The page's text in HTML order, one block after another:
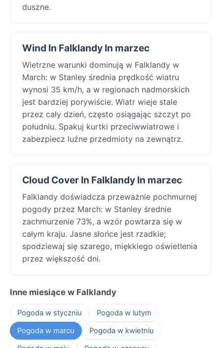
duszne.
Wind In Falklandy In marzec
Wietrzne warunki dominują w Falklandy w
March: w Stanley średnia prędkość wiatru
wynosi 35 km/h, a w regionach nadmorskich
jest bardziej porywiście. Wiatr wieje stale
przez cały dzień, często osiągając szczyt po
południu. Spakuj kurtki przeciwwiatrowe i
zabezpiecz luźne przedmioty na zewnątrz.
Cloud Cover In Falklandy In marzec
Falklandy doświadcza przeważnie pochmurnej
pogody przez March: w Stanley średnie
zachmurzenie 73%, a wzór powtarza się w
całym kraju. Jasne słońce jest rzadkie;
spodziewaj się szarego, miękkiego oświetlenia
przez większość dni.
Inne miesiące w Falklandy
Pogoda w styczniu
Pogoda w lutym
Pogoda w marcu
Pogoda w kwietniu